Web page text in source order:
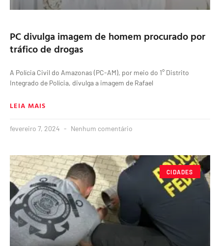
PC divulga imagem de homem procurado por
tráfico de drogas
A Polícia Civil do Amazonas (PC-AM), por meio do 1° Distrito
Integrado de Polícia, divulga a imagem de Rafael
LEIA MAIS
fevereiro 7, 2024 Nenhum comentário
CIDADES